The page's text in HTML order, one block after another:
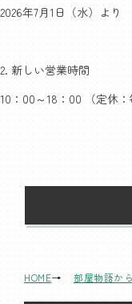
2026年7月1日（水）より
2. 新しい営業時間
10：00～18：00 （定休：
HOME 部屋物語か